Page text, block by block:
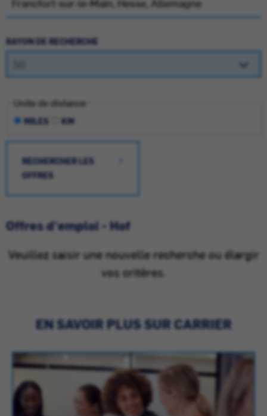
RAYON DE RECHERCHE
Unite de distance
MILES KM
RECHERCHER LES
OFFRES
Offres d'emploi - Hof
Veuillez saisir une nouvelle recherche ou élargir
vos critères.
EN SAVOIR PLUS SUR CARRIER